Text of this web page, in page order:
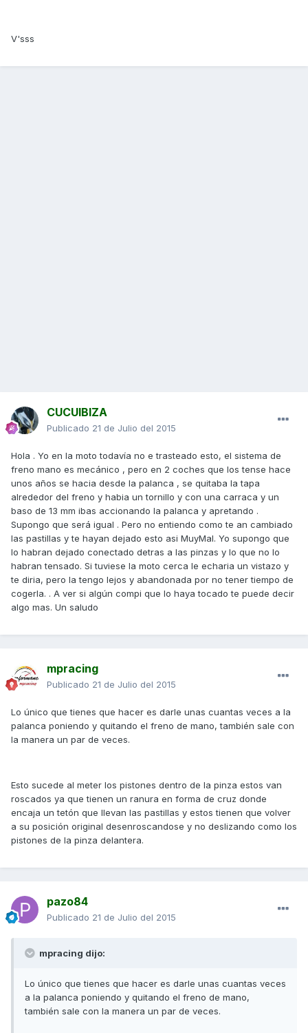
V'sss
CUCUIBIZA
Publicado 21 de Julio del 2015
Hola . Yo en la moto todavía no e trasteado esto, el sistema de
freno mano es mecánico , pero en 2 coches que los tense hace
unos años se hacia desde la palanca , se quitaba la tapa
alrededor del freno y habia un tornillo y con una carraca y un
baso de 13 mm ibas accionando la palanca y apretando .
Supongo que será igual . Pero no entiendo como te an cambiado
las pastillas y te hayan dejado esto asi MuyMal. Yo supongo que
lo habran dejado conectado detras a las pinzas y lo que no lo
habran tensado. Si tuviese la moto cerca le echaria un vistazo y
te diria, pero la tengo lejos y abandonada por no tener tiempo de
cogerla. . A ver si algún compi que lo haya tocado te puede decir
algo mas. Un saludo
mpracing
Publicado 21 de Julio del 2015
Lo único que tienes que hacer es darle unas cuantas veces a la
palanca poniendo y quitando el freno de mano, también sale con
la manera un par de veces.
Esto sucede al meter los pistones dentro de la pinza estos van
roscados ya que tienen un ranura en forma de cruz donde
encaja un tetón que llevan las pastillas y estos tienen que volver
a su posición original desenroscandose y no deslizando como los
pistones de la pinza delantera.
pazo84
Publicado 21 de Julio del 2015
mpracing dijo:
Lo único que tienes que hacer es darle unas cuantas veces
a la palanca poniendo y quitando el freno de mano,
también sale con la manera un par de veces.